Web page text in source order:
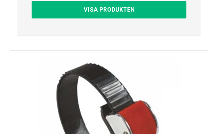
VISA PRODUKTEN